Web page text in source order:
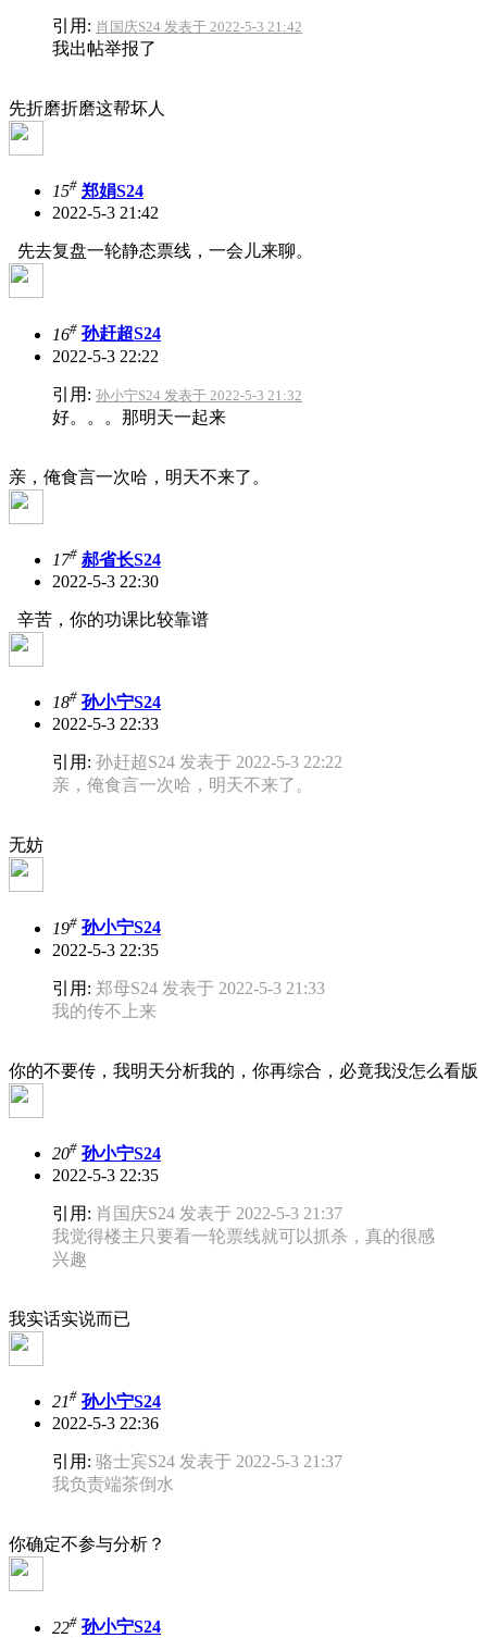
引用: 肖国庆S24 发表于 2022-5-3 21:42
我出帖举报了
先折磨折磨这帮坏人
15# 郑娟S24
2022-5-3 21:42
先去复盘一轮静态票线，一会儿来聊。
16# 孙赶超S24
2022-5-3 22:22
引用: 孙小宁S24 发表于 2022-5-3 21:32
好。。。那明天一起来
亲，俺食言一次哈，明天不来了。
17# 郝省长S24
2022-5-3 22:30
辛苦，你的功课比较靠谱
18# 孙小宁S24
2022-5-3 22:33
引用: 孙赶超S24 发表于 2022-5-3 22:22
亲，俺食言一次哈，明天不来了。
无妨
19# 孙小宁S24
2022-5-3 22:35
引用: 郑母S24 发表于 2022-5-3 21:33
我的传不上来
你的不要传，我明天分析我的，你再综合，必竟我没怎么看版
20# 孙小宁S24
2022-5-3 22:35
引用: 肖国庆S24 发表于 2022-5-3 21:37
我觉得楼主只要看一轮票线就可以抓杀，真的很感
兴趣
我实话实说而已
21# 孙小宁S24
2022-5-3 22:36
引用: 骆士宾S24 发表于 2022-5-3 21:37
我负责端茶倒水
你确定不参与分析？
22# 孙小宁S24